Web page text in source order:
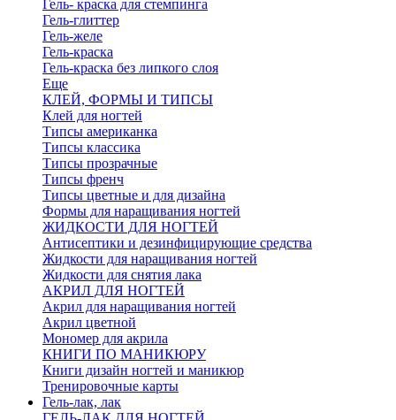
Гель- краска для стемпинга
Гель-глиттер
Гель-желе
Гель-краска
Гель-краска без липкого слоя
Еще
КЛЕЙ, ФОРМЫ И ТИПСЫ
Клей для ногтей
Типсы американка
Типсы классика
Типсы прозрачные
Типсы френч
Типсы цветные и для дизайна
Формы для наращивания ногтей
ЖИДКОСТИ ДЛЯ НОГТЕЙ
Антисептики и дезинфицирующие средства
Жидкости для наращивания ногтей
Жидкости для снятия лака
АКРИЛ ДЛЯ НОГТЕЙ
Акрил для наращивания ногтей
Акрил цветной
Мономер для акрила
КНИГИ ПО МАНИКЮРУ
Книги дизайн ногтей и маникюр
Тренировочные карты
Гель-лак, лак